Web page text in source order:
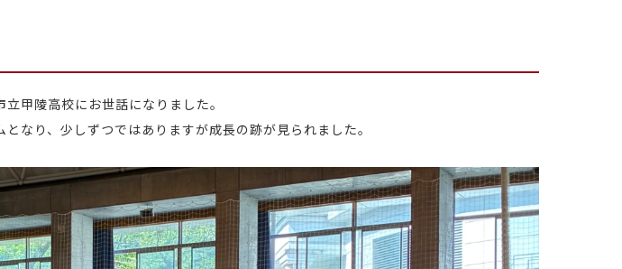
甲陵高校にお世話になりました。
なり、少しずつではありますが成長の跡が見られました。